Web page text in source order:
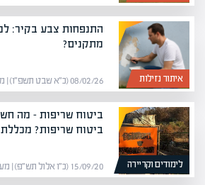
איתור נזילות
התנפחות צבע בקיר:
מתקנים?
08/02/26 (כ״א שבט תשפ״ו) | מערכת אפיק
לימודים וקריירה
ביטוח שריפות – מה
ביטוח שריפות?
15/09/20 (כ״ו אלול תש״פ) | מערכת אפיק